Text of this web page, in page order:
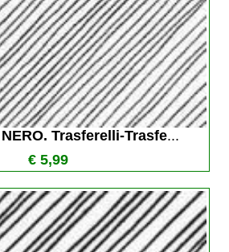
Trasferelli-Trasfe...
€ 5,99